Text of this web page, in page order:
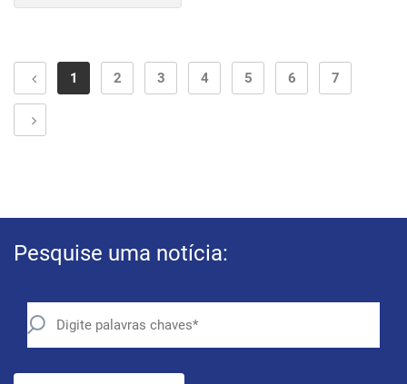
1 2 3 4 5 6 7
Pesquise uma notícia: